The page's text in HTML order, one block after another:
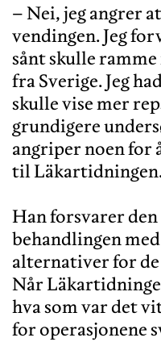
– Nei, jeg angrer
vendingen. Jeg
sånt skulle
fra Sverige. Jeg
skulle vise mer
grundigere
angriper noen for
til
Han forsvarer
behandlingen
alternativer for de
Når
hva som var det
for operasjonene